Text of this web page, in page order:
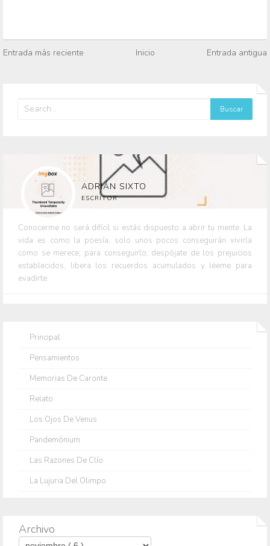
Entrada más reciente Inicio Entrada antigua
ADRIÁN SIXTO
ESCRITOR
Conocerme no será difícil si estás dispuesto a abrir tu mente. La
vida es como la poesía, solo unos pocos conseguirán vivirla
como se merece; para conseguirlo, despójate de los prejuicios
establecidos, libera los recuerdos acumulados y léeme para
evadirte.
Principal
Pensamientos
Memorias De Caronte
Relato
Los Ojos De Venus
Pandemónium
Las Razones De Clío
La Lujuria Del Olimpo
Archivo